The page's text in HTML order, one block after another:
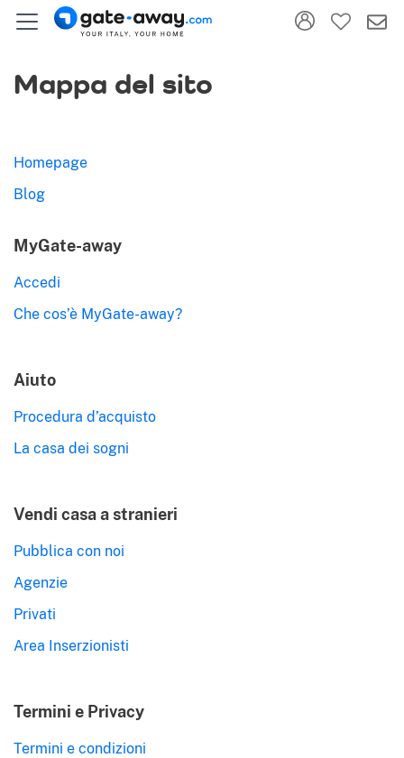
Mappa del sito
Homepage
Blog
MyGate-away
Accedi
Che cos’è MyGate-away?
Aiuto
Procedura d’acquisto
La casa dei sogni
Vendi casa a stranieri
Pubblica con noi
Agenzie
Privati
Area Inserzionisti
Termini e Privacy
Termini e condizioni